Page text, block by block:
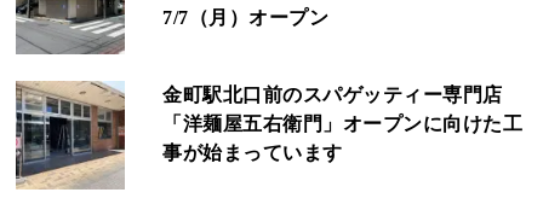
7/7（月）オープン
金町駅北口前のスパゲッティー専門店
「洋麺屋五右衛門」オープンに向けた工
事が始まっています